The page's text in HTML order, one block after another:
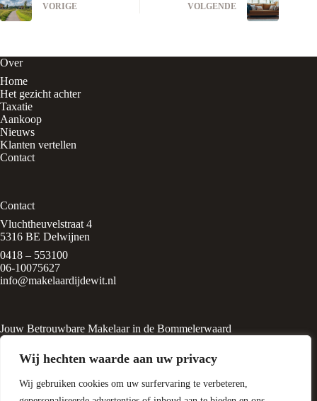
Wij hechten waarde aan uw privacy
Wij gebruiken cookies om uw surfervaring te verbeteren,
VORIGE VOLGENDE
Over
Home
Het gezicht achter
Taxatie
Aankoop
Nieuws
Klanten vertellen
Contact
Contact
Vluchtheuvelstraat 4
5316 BE Delwijnen
0418 – 553100
06-10075627
info@makelaardijdewit.nl
Jouw Betrouwbare Makelaar in de Bommelerwaard
rustige, groene dorp
geleid door Liesbeth de Wit, een
ervaren makelaar met een passie voor huizen en